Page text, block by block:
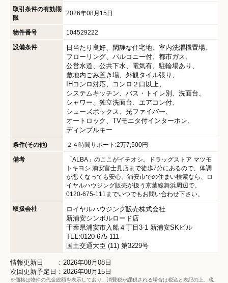
取引条件の有効期
限
2026年08月15日
物件番号 104529222
設備条件 日当たり良好 閑静な住宅地
室内洗濯機置場
フローリング
バルコニー付
都市ガス
公営水道
公共下水 電気有
駐輪場あり
敷地内ごみ置き場
外観タイル張り
IHコンロ対応
コンロ２口以上
システムキッチン
バス・トイレ別
洗面台
シャワー
独立洗面台
エアコン付
シューズボックス
光ファイバー
オートロック
TVモニタ付インターホン
ディンプルキー
条件(その他) ２４時間サポート:2万7,500円
備考
「ALBA」のここがイチオシ。ドラッグストア マツモ
トキヨシ 浦安富士見店まで徒歩7分にあるので、体調
が悪くなっても安心。浦安市での住まい検索なら、ロ
イヤルハウジング販売が扱う京葉線舞浜周辺で。
0120-675-111までいつでもお問い合わせ下さい。
取扱会社
ロイヤルハウジング販売株式会社
新浦安シンボルロード店
千葉県浦安市入船４丁目3-1 新浦安SKビル
TEL:0120-675-111
国土交通大臣 (11) 第3229号
情報更新日 ：2026年08月08日
次回更新予定日：2026年08月15日
※価格は物件の代金総額を表示しており、消費税が課税される場合は税込と表記の上、税